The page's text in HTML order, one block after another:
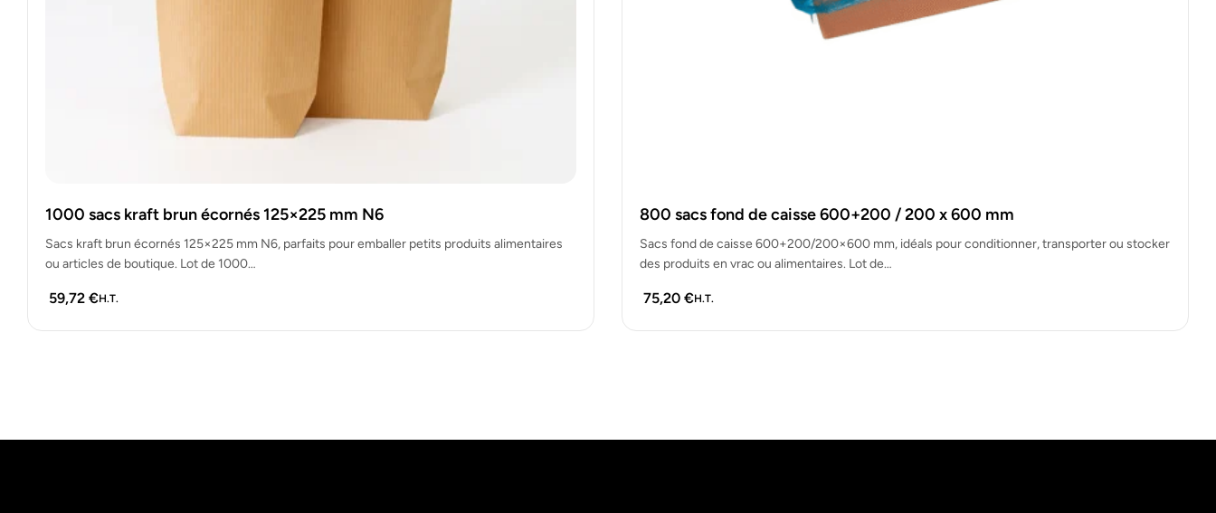
1000 sacs kraft brun écornés 125×225 mm N6
Sacs kraft brun écornés 125×225 mm N6, parfaits pour emballer petits produits alimentaires
ou articles de boutique. Lot de 1000…
59,72 €H.T.
800 sacs fond de caisse 600+200 / 200 x 600 mm
Sacs fond de caisse 600+200/200×600 mm, idéals pour conditionner, transporter ou stocker
des produits en vrac ou alimentaires. Lot de…
75,20 €H.T.